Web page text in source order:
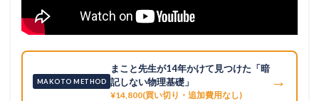
MAKOTO METHOD
まこと先生が14年かけて見つけた「暗
記しない物理基礎」
¥14,800(買い切り・追加費用なし)
→